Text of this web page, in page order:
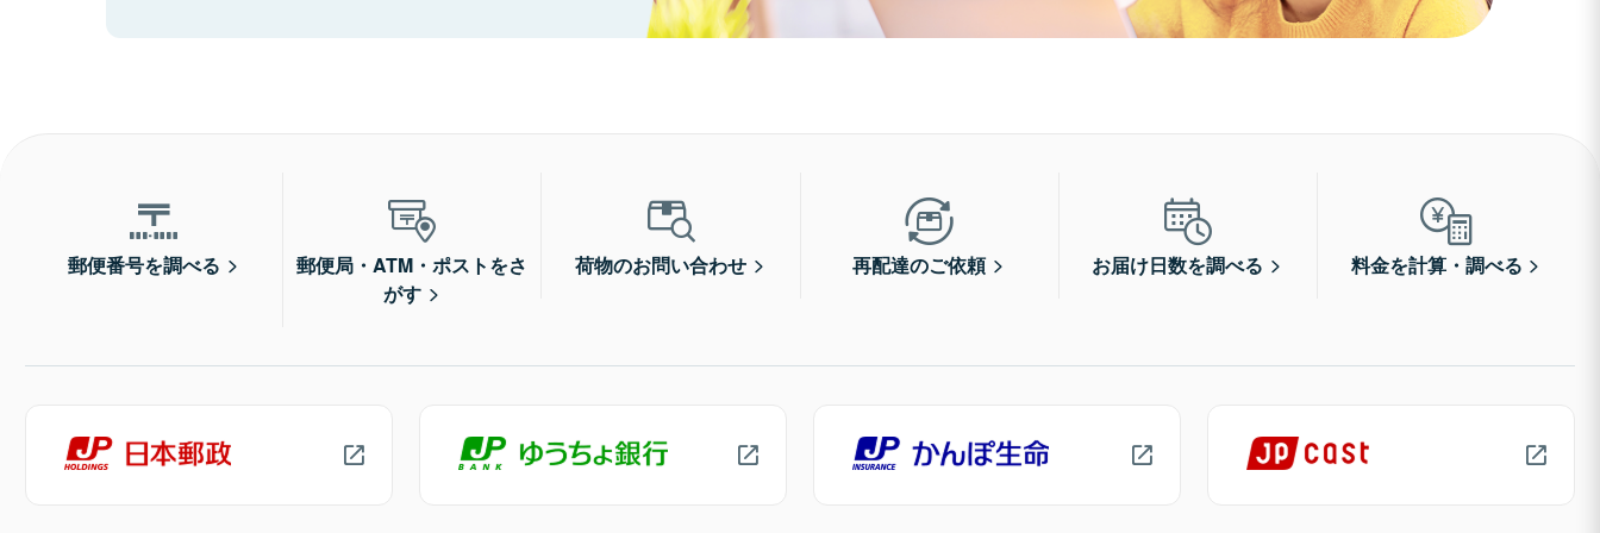
郵便番号を調べる
郵便局・ATM・ポストをさ
がす
荷物のお問い合わせ 再配達のご依頼 お届け日数を調べる 料金を計算・調べる